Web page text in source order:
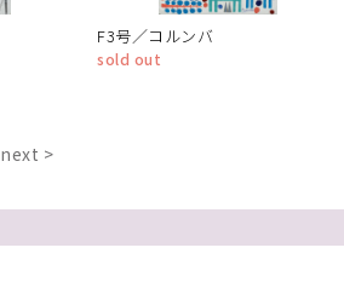
F3号／コルンバ
sold out
next >